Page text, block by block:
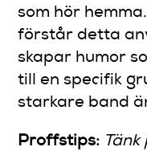
som hör
förstår detta
skapar humor
till en specifik
starkare band
Proffstips: